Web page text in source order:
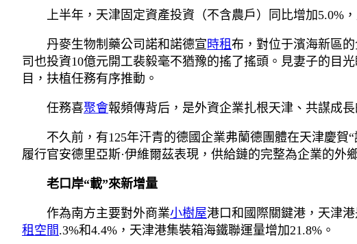
上半年，天津固定資產投資（不含農戶）同比增加5.0%
丹麥生物制藥公司諾和諾德宣時租布，對位于濱海新區
司也投資10億元開工裴毅毫不猶豫的搖了搖頭。見妻子的目光
目，扶植任務有序推動。
任務喜聚會報頻傳背后，是外資企業扎根天津、共謀成
不久前，有125年汗青的德國企業弗蘭德團體在天津慶
履行官安德里亞斯·伊維爾茲表現，供給鏈的完整為企業的外
老口岸“載”來新增量
作為南方主要對外商業小樹屋港口和國際關鍵港，天津
租空間.3%和4.4%，天津港集裝箱海鐵聯運量增加21.8%。